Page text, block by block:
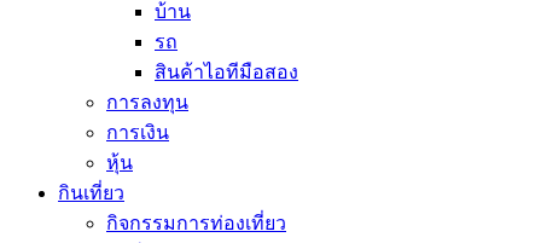
บ้าน
รถ
สินค้าไอทีมือสอง
การลงทุน
การเงิน
หุ้น
กินเที่ยว
กิจกรรมการท่องเที่ยว